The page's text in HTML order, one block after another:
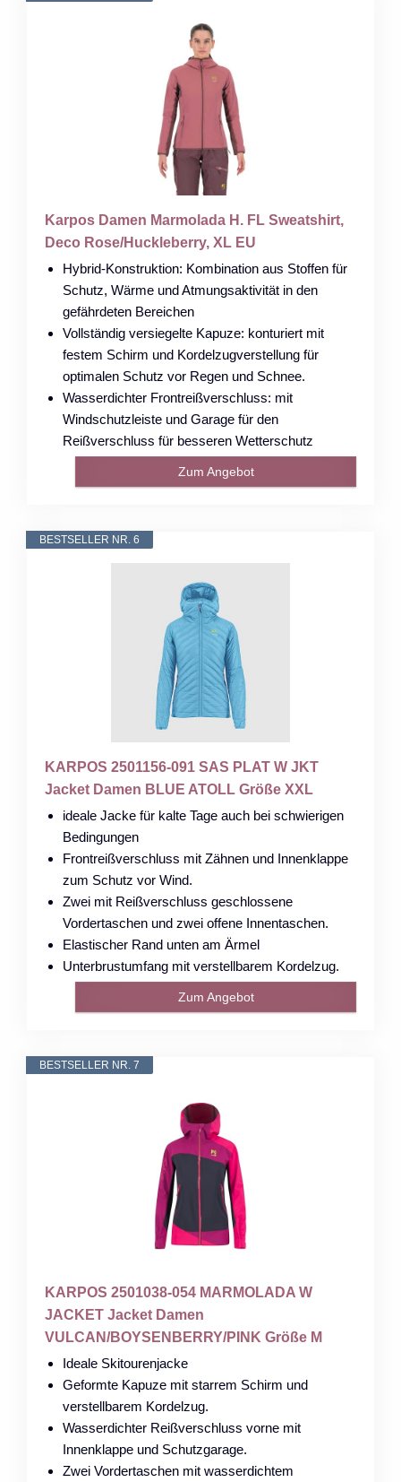
Karpos Damen Marmolada H. FL Sweatshirt,
Deco Rose/Huckleberry, XL EU
Hybrid-Konstruktion: Kombination aus Stoffen für
Schutz, Wärme und Atmungsaktivität in den
gefährdeten Bereichen
Vollständig versiegelte Kapuze: konturiert mit
festem Schirm und Kordelzugverstellung für
optimalen Schutz vor Regen und Schnee.
Wasserdichter Frontreißverschluss: mit
Windschutzleiste und Garage für den
Reißverschluss für besseren Wetterschutz
Zum Angebot
BESTSELLER NR. 6
KARPOS 2501156-091 SAS PLAT W JKT
Jacket Damen BLUE ATOLL Größe XXL
ideale Jacke für kalte Tage auch bei schwierigen
Bedingungen
Frontreißverschluss mit Zähnen und Innenklappe
zum Schutz vor Wind.
Zwei mit Reißverschluss geschlossene
Vordertaschen und zwei offene Innentaschen.
Elastischer Rand unten am Ärmel
Unterbrustumfang mit verstellbarem Kordelzug.
Zum Angebot
BESTSELLER NR. 7
KARPOS 2501038-054 MARMOLADA W
JACKET Jacket Damen
VULCAN/BOYSENBERRY/PINK Größe M
Ideale Skitourenjacke
Geformte Kapuze mit starrem Schirm und
verstellbarem Kordelzug.
Wasserdichter Reißverschluss vorne mit
Innenklappe und Schutzgarage.
Zwei Vordertaschen mit wasserdichtem